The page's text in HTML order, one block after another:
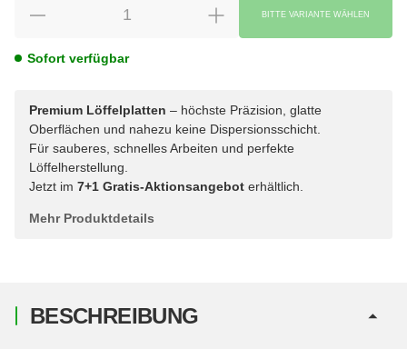
BITTE VARIANTE WÄHLEN
Sofort verfügbar
Premium Löffelplatten – höchste Präzision, glatte
Oberflächen und nahezu keine Dispersionsschicht.
Für sauberes, schnelles Arbeiten und perfekte
Löffelherstellung.
Jetzt im 7+1 Gratis-Aktionsangebot erhältlich.
Mehr Produktdetails
BESCHREIBUNG